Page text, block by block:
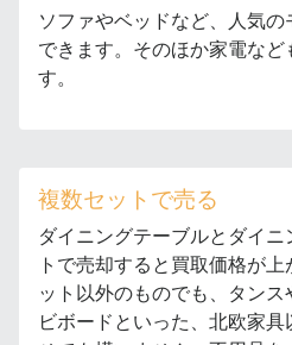
ソファやベッドなど、人気
できます。そのほか家電な
す。
複数セットで売る
ダイニングテーブルとダイ
トで売却すると買取価格が
ット以外のものでも、タン
ビボードといった、北欧家